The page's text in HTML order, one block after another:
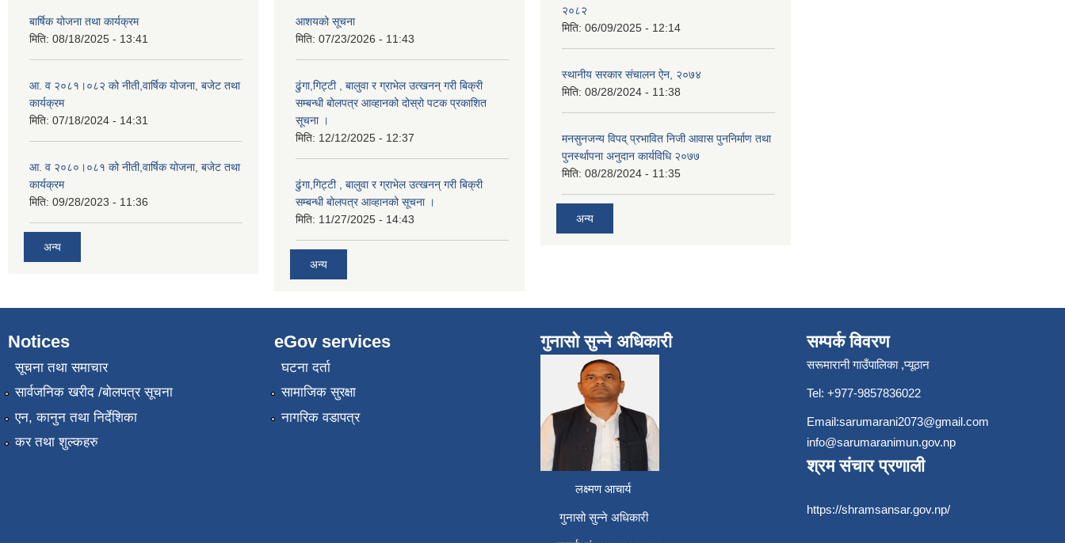
बार्षिक योजना तथा कार्यक्रम
मिति: 08/18/2025 - 13:41
आ. व २०८१।०८२ को नीती,वार्षिक योजना, बजेट तथा
कार्यक्रम
मिति: 07/18/2024 - 14:31
आ. व २०८०।०८१ को नीती,वार्षिक योजना, बजेट तथा
कार्यक्रम
मिति: 09/28/2023 - 11:36
अन्य
आशयको सूचना
मिति: 07/23/2026 - 11:43
ढुंगा,गिट्टी , बालुवा र ग्राभेल उत्खनन् गरी बिक्री
सम्बन्धी बोलपत्र आव्हानको दोस्रो पटक प्रकाशित
सूचना ।
मिति: 12/12/2025 - 12:37
ढुंगा,गिट्टी , बालुवा र ग्राभेल उत्खनन् गरी बिक्री
सम्बन्धी बोलपत्र आव्हानको सूचना ।
मिति: 11/27/2025 - 14:43
अन्य
२०८२
मिति: 06/09/2025 - 12:14
स्थानीय सरकार संचालन ऐन, २०७४
मिति: 08/28/2024 - 11:38
मनसुनजन्य विपद् प्रभावित निजी आवास पुननिर्माण तथा
पुनर्स्थापना अनुदान कार्यविधि २०७७
मिति: 08/28/2024 - 11:35
अन्य
Notices
सूचना तथा समाचार
सार्वजनिक खरीद /बोलपत्र सूचना
एन, कानुन तथा निर्देशिका
कर तथा शुल्कहरु
eGov services
घटना दर्ता
सामाजिक सुरक्षा
नागरिक वडापत्र
गुनासो सुन्ने अधिकारी
लक्ष्मण आचार्य
गुनासो सुन्ने अधिकारी
सम्पर्क विवरण
सरूमारानी गाउँपालिका ,प्यूठान
Tel: +977-9857836022
Email:sarumarani2073@gmail.com
info@sarumaranimun.gov.np
श्रम संचार प्रणाली
https://shramsansar.gov.np/